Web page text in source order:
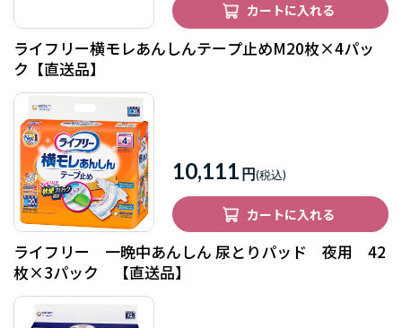
カートに入れる
ライフリー横モレあんしんテープ止めM20枚×4パッ
ク【直送品】
10,111 円
カートに入れる
ライフリー 一晩中あんしん 尿とりパッド 夜用 42
枚×3パック 【直送品】